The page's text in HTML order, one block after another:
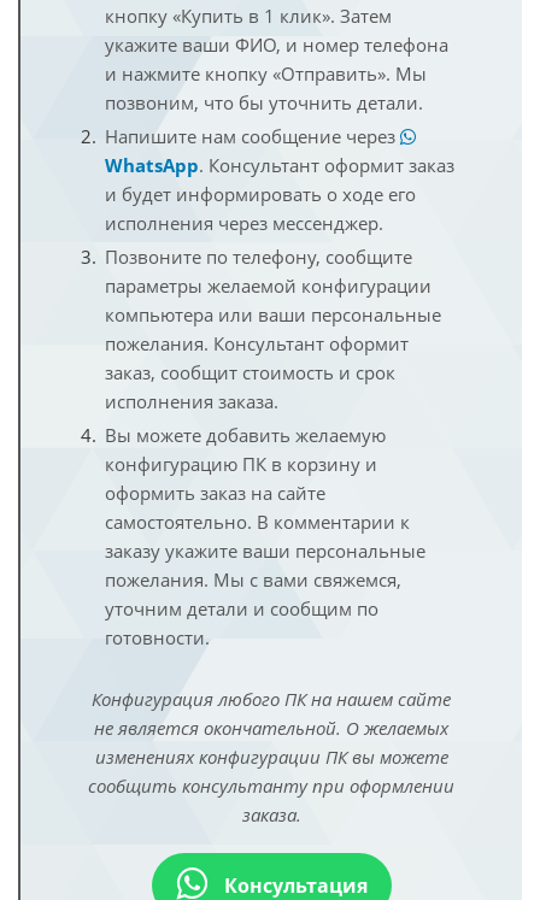
кнопку «Купить в 1 клик». Затем
укажите ваши ФИО, и номер телефона
и нажмите кнопку «Отправить». Мы
позвоним, что бы уточнить детали.
Напишите нам сообщение через
WhatsApp. Консультант оформит заказ
и будет информировать о ходе его
исполнения через мессенджер.
Позвоните по телефону, сообщите
параметры желаемой конфигурации
компьютера или ваши персональные
пожелания. Консультант оформит
заказ, сообщит стоимость и срок
исполнения заказа.
Вы можете добавить желаемую
конфигурацию ПК в корзину и
оформить заказ на сайте
самостоятельно. В комментарии к
заказу укажите ваши персональные
пожелания. Мы с вами свяжемся,
уточним детали и сообщим по
готовности.
Конфигурация любого ПК на нашем сайте
не является окончательной. О желаемых
изменениях конфигурации ПК вы можете
сообщить консультанту при оформлении
заказа.
Консультация